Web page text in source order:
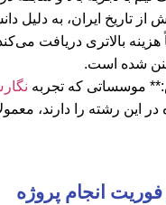
تاریخ ایران، به دلیل
بالاتری دریافت
شده است.
موسساتی که تجربه
این رشته را دارند،